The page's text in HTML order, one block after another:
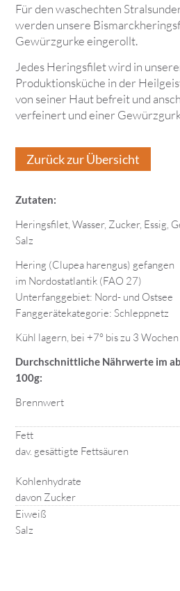
Zutaten:
Heringsfilet, Wasser, Zucker, Essig,
Salz
Hering (Clupea harengus) gefangen
im Nordostatlantik (FAO 27)
Unterfanggebiet: Nord- und Ostsee
Fanggerätekategorie: Schleppnetz
Kühl lagern, bei +7° bis zu 3 Wochen
Durchschnittliche Nährwerte im
100g:
Brennwert
Fett
dav. gesättigte Fettsäuren
Kohlenhydrate
davon Zucker
Eiweiß
Salz
Für den waschechten
werden unsere
Gewürzgurke eingerollt.
Jedes Heringsfilet wird in
Produktionsküche in der
von seiner Haut befreit und
verfeinert und einer
Zurück zur Übersicht